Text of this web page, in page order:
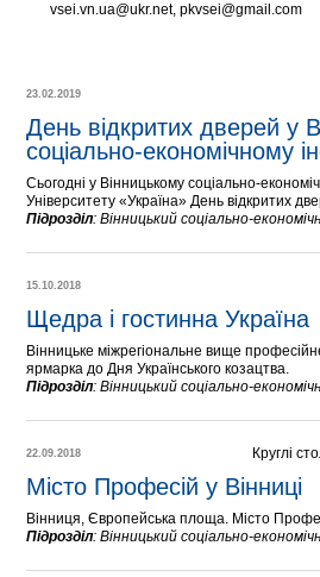
vsei.vn.ua@ukr.net, pkvsei@gmail.com
23.02.2019
День відкритих дверей у
соціально-економічному
Сьогодні у Вінницькому соціально-
Університету «Україна» День відкритих
Підрозділ:Вінницький соціально-
15.10.2018
Щедра і гостинна Україна
Вінницьке міжрегіональне вище
ярмарка до Дня Українського козацтва.
Підрозділ:Вінницький соціально-
Круглі
22.09.2018
Місто Професій у Вінниці
Вінниця, Європейська площа. Місто
Підрозділ:Вінницький соціально-